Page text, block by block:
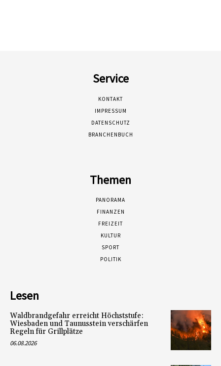
Service
KONTAKT
IMPRESSUM
DATENSCHUTZ
BRANCHENBUCH
Themen
PANORAMA
FINANZEN
FREIZEIT
KULTUR
SPORT
POLITIK
Lesen
Waldbrandgefahr erreicht Höchststufe:
Wiesbaden und Taunusstein verschärfen
Regeln für Grillplätze
06.08.2026